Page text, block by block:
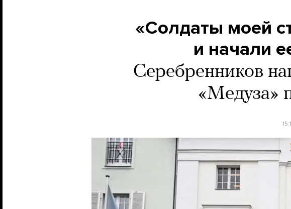
«Солдаты моей
и начали
Серебренников
«Медуза»